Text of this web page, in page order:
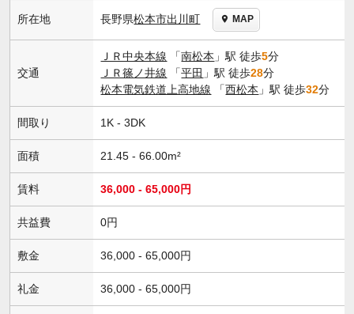
所在地 長野県松本市出川町 MAP
交通
ＪＲ中央本線 「南松本 」駅 徒歩5分
ＪＲ篠ノ井線 「平田 」駅 徒歩28分
松本電気鉄道上高地線 「西松本 」駅 徒歩32分
間取り 1K - 3DK
面積 21.45 - 66.00m²
賃料 36,000 - 65,000円
共益費 0円
敷金 36,000 - 65,000円
礼金 36,000 - 65,000円